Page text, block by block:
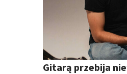
Gitarą przebija